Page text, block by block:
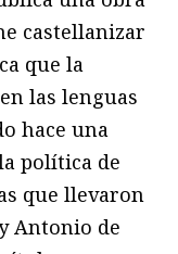
castellanizar
que la
las lenguas
hace una
política de
que llevaron
Antonio de